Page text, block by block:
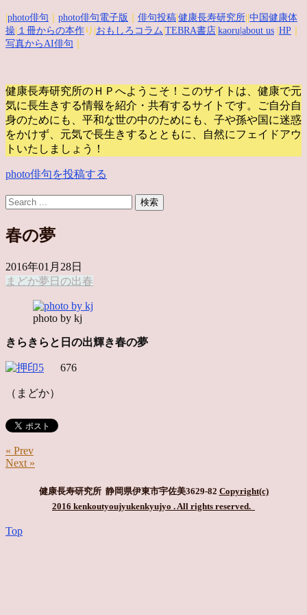
photo俳句 photo俳句電子版 俳句投稿 健康長寿研究所 中国健康体
操 １冊からの本作 り| おもしろコラム TEBRA書店 kaoru |about us HP
写真からAI俳句
健康長寿研究所のＨＰへようこそ！このサイトは、健康で元
気に長生きする情報を紹介・共有するサイトです。
ご自分自
身のためにも、平和な世の中のためにも、子や孫や国に迷惑
をかけず、元気で長生きするとともに、自然にフェイドアウ
トいたしましょう！
photo俳句を投稿する
春の夢
2016年01月28日
まどか夢 日の出春
photo by kj
きらきらと日の出輝き春の夢
676
（まどか）
« Prev
Next »
健康長寿研究所 静岡県伊東市宇佐美3629-82 Copyright(c)
2016 kenkoutyoujyukenkyujyo . All rights reserved.
Top